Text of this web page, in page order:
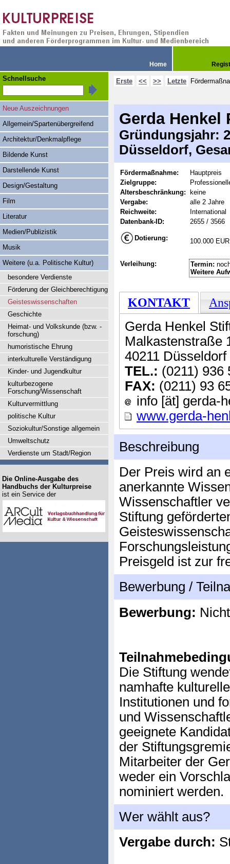
Home
Erste << >> Letzte
Gerda Henkel
Gründungsjahr:
Düsseldorf,
Fördermaßnahme:
Hauptpreis
Zielgruppe:
Altersbeschränkung:
keine
Vergabe:
alle 2 Jahre
Reichweite:
International
Datenbank-ID:
2655 / 3566
Dotierung: 100.000 EUR
Verleihung: Termin:
Weitere
KONTAKT
Gerda Henkel
Malkastenstraße
40211 Düsseldorf
TEL.: (0211) 936
FAX: (0211) 93
info [ät] gerda-
www.gerda-
Beschreibung
Der Preis wird an
anerkannte
Wissenschaftler
Stiftung
Preisgeld ist zur
Bewerbung /
Bewerbung:
Die Stiftung
namhafte
Institutionen und
und
geeignete
der
Mitarbeiter der
weder ein
nominiert werden.
Wer wählt aus?
Vergabe durch:
Schnellsuche
Neue Auszeichnungen
Allgemein/Spartenübergreifend
Architektur/Denkmalpflege
Bildende Kunst
Darstellende Kunst
Design/Gestaltung
Film
Literatur
Medien/Publizistik
Musik
Weitere (u.a. Politische Kultur)
besondere Verdienste
Förderung der Gleichberechtigung
Geisteswissenschaften
Geschichte
Heimat- und Volkskunde (bzw. -
forschung)
humoristische Ehrung
interkulturelle Verständigung
Kinder- und Jugendkultur
kulturbezogene
Forschung/Wissenschaft
Kulturvermittlung
politische Kultur
Soziokultur/Sonstige allgemein
Umweltschutz
Verdienste um Stadt/Region
Die Online-Ausgabe des
Handbuchs der Kulturpreise
ist ein Service der